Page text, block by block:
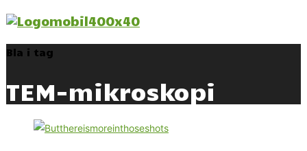
Bla i tag
TEM-mikroskopi